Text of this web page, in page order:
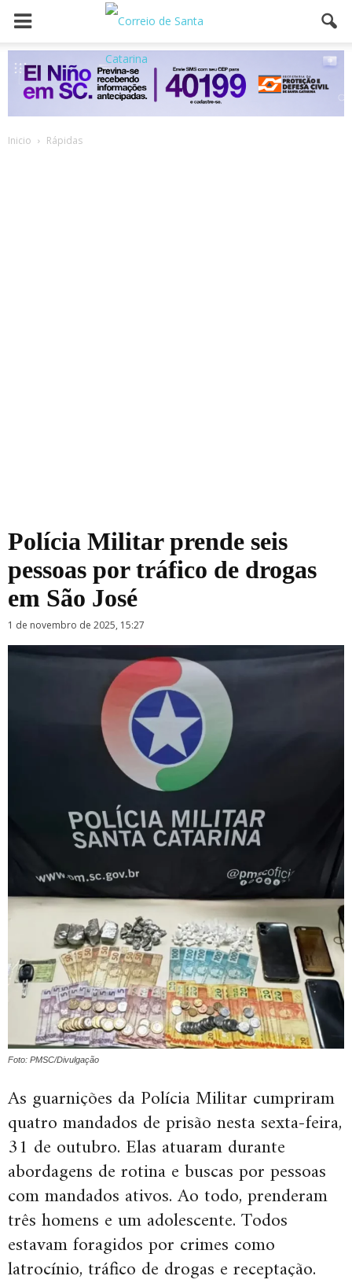
Inicio Rápidas
Polícia Militar prende seis
pessoas por tráfico de drogas
em São José
1 de novembro de 2025, 15:27
Foto: PMSC/Divulgação
As guarnições da Polícia Militar cumpriram
quatro mandados de prisão nesta sexta-feira,
31 de outubro. Elas atuaram durante
abordagens de rotina e buscas por pessoas
com mandados ativos. Ao todo, prenderam
três homens e um adolescente. Todos
estavam foragidos por crimes como
latrocínio, tráfico de drogas e receptação.